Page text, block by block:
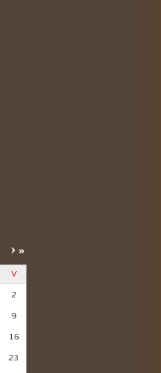
> »
V
2
9
16
23